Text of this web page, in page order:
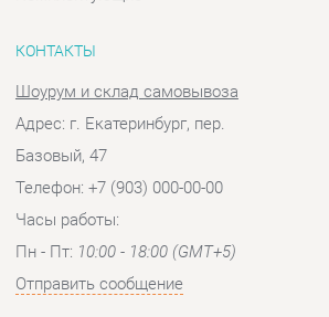
Часы работы:
Отправить сообщение